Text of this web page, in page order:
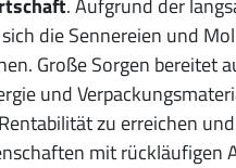
die Sennereien und
Große Sorgen bereitet
und
zu erreichen
mit rückläufigen